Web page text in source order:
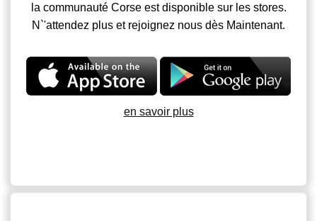
la communauté Corse est disponible sur les stores.
N`'attendez plus et rejoignez nous dès Maintenant.
en savoir plus